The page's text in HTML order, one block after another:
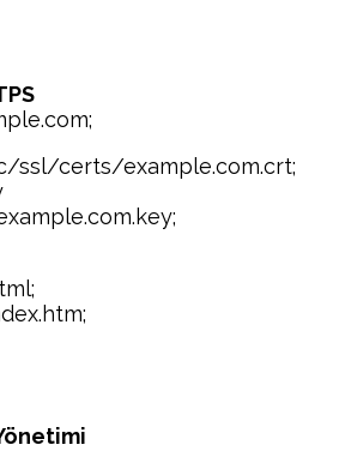
ssl/certs/example.com.crt;